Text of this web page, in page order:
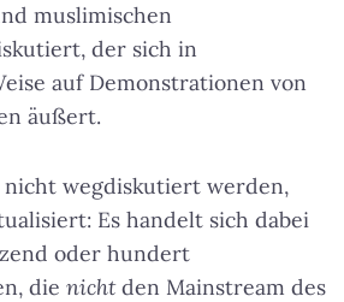
muslimischen
der sich in
auf Demonstrationen von
äußert.
nicht wegdiskutiert werden,
Es handelt sich dabei
oder hundert
die nichtden Mainstream des